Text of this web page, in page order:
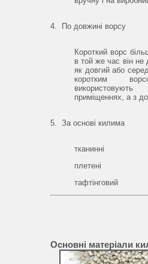
4. По довжині ворсу
Короткий ворс
в той же час він не
як довгий або
коротким
приміщеннях, а з
5. За основі килима
тканинні
плетені
тафтінговий
Основні матеріали